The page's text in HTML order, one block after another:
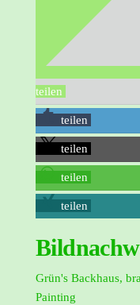
teilen
teilen
teilen
teilen
teilen
Grün's Backhaus,
Painting